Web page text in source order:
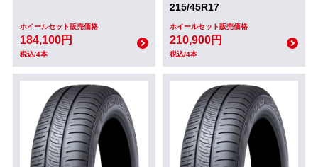
ホイールセット販売価格
184,100円
税込/4本
215/45R17
ホイールセット販売価格
210,900円
税込/4本